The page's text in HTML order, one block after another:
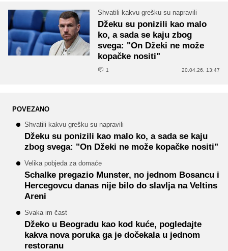
Shvatili kakvu grešku su napravili
Džeku su ponizili kao malo
ko, a sada se kaju zbog
svega: "On Džeki ne može
kopačke nositi"
1 20.04.26. 13:47
POVEZANO
Shvatili kakvu grešku su napravili
Džeku su ponizili kao malo ko, a sada se kaju
zbog svega: "On Džeki ne može kopačke nositi"
Velika pobjeda za domaće
Schalke pregazio Munster, no jednom Bosancu i
Hercegovcu danas nije bilo do slavlja na Veltins
Areni
Svaka im čast
Džeko u Beogradu kao kod kuće, pogledajte
kakva nova poruka ga je dočekala u jednom
restoranu